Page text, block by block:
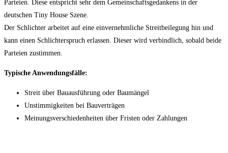
Parteien. Diese entspricht sehr dem Gemeinschaftsgedankens in der
deutschen Tiny House Szene.
Der Schlichter arbeitet auf eine einvernehmliche Streitbeilegung hin und
kann einen Schlichterspruch erlassen. Dieser wird verbindlich, sobald beide
Parteien zustimmen.
Typische Anwendungsfälle:
Streit über Bauausführung oder Baumängel
Unstimmigkeiten bei Bauverträgen
Meinungsverschiedenheiten über Fristen oder Zahlungen